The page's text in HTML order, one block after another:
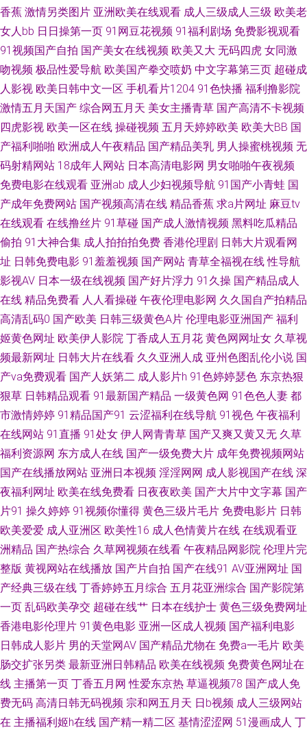
内探花网址视 91网在线免费观看 午夜成人 亚洲美女丝袜足交 久久精品视频
99 91网站免费线上观看 91人妻人人操 亚洲成人网站网址 免费产品绘合精品
综合 成人亚洲国产欧美 91探花在线观 豆花吃瓜每日视频在线 亚州男人天堂
欧美性爱一级在线观看 成人福利导航蜜桃 国产第6页 91福利手机电影 91真
人免费看 亚洲AV福利在线观看 久草资源网 老师机午夜福利Av 91极品探花在
线观看 亚洲欧洲综合日韩精品 欧美精品ab 大香蕉999 91黄蜜桃 青娱乐青青
草日韩 成人色导航在线 91大神麻豆精品在线 91草吧 在线不卡的AV网址 婷
婷五月份欧美 丝袜视频 欧美人兽网站 豆花综合网 91精品999 日韩黄页免费
无码一区二区精品 内射校园大片 国产精品福利姬 91每日更新 亚洲男人天堂
网205 日韩免看一级a 欧美性爱首页 狼人插2 国产香蕉视频 99热9 91黄软件
免费版下 日韩精品综合网 国产精品v 91猫先生 一本道综合色网 先锋激情资
原 国产和日韩毛片 91免费在线破视频 探花视频网站 欧美日韩成人 九一色站
www草莓 91超碰碰碰在线 欧美综合精品 久草福利资源站久 国产精品99精品
www俺去也com 91N日韩成人性爱 欧美性爱影音先锋影院 九九av 成人福利
在线观看69 91九色白浆 伊人大久久AV 一区二区偷拍在线播放 日韩国产精品
一 密臀中文字幕 国产91页 91青娱乐国产视频 无码欧美一区 九九香蕉影院
黄色仑库 国产一区二 AV网手机版 91社安全网址 影音先锋av高跟 性爱视屏网
站 乱乱无码 阿V免费 91在线swag 91豆花视频18网站 91大神小青蛙搭讪视
频 伊人无吗AV 欧美内射在线观看 国产AV福利 99热无码导航 91超碰资源总
站 91在线资源 精品国产高清自在线拍 久久韩国视频 国产视频25页 www69
香蕉 激情另类图片 亚洲欧美在线观看 成人三级成人三级 欧美老
女人bb 日日操第一页 91网豆花视频 91福利剧场 免费影视观看
91视频国产自拍 国产美女在线视频 欧美又大 无码四虎 女同激
吻视频 极品性爱导航 欧美国产拳交喷奶 中文字幕第三页 超碰成
人影视 欧美日韩中文一区 手机看片1204 91色快播 福利撸影院
激情五月天国产 综合网五月天 美女主播青草 国产高清不卡视频
四虎影视 欧美一区在线 操碰视频 五月天婷婷欧美 欧美大BB 国
产福利啪啪 欧洲成人午夜精品 国产精品美乳 男人操蜜桃视频 无
码射精网站 18成年人网站 日本高清电影网 男女啪啪午夜视频
免费电影在线观看 亚洲ab 成人少妇视频导航 91国产小青蛙 国
产成年免费网站 国产视频高清在线 精品香蕉 求a片网址 麻豆tv
在线观看 在线撸丝片 91草碰 国产成人激情视频 黑料吃瓜精品
偷拍 91大神合集 成人拍拍拍免费 香港伦理剧 日韩大片观看网
址 日韩免费电影 91羞羞视频 国产网站 青草全福视在线 性导航
影视AV 日本一级在线视频 国产好片浮力 91久操 国产精品成人
在线 精品免费看 人人看操碰 午夜伦理电影网 久久国自产拍精品
高清乱码0 国产欧美 日韩三级黄色A片 伦理电影亚洲国产 福利
姬黄色网址 欧美伊人影院 丁香成人五月花 黄色网网址女 久草视
频最新网址 日韩大片在线看 久久亚洲人成 亚州色图乱伦小说 国
产va免费观看 国产人妖第二 成人影片h 91色婷婷瑟色 东京热狠
狠草 日韩精品观看 91最新国产精品 一级黄色网 91色色人妻 都
市激情婷婷 91精品国产91 云涩福利在线导航 91视色 午夜福利
在线网站 91直播 91处女 伊人网青青草 国产又爽又黄又无 久草
福利资源网 东方成人在线 国产一级免费大片 成年免费视频网站
国产在线播放网站 亚洲日本视频 淫淫网网 成人影视国产在线 深
夜福利网址 欧美在线免费看 日夜夜欧美 国产大片中文字幕 国产
片91 操久婷婷 91视频你懂得 黄色三级片毛片 免费电影片 日韩
欧美爱爱 成人亚洲区 欧美性16 成人色情黄片在线 在线观看亚
洲精品 国产热综合 久草网视频在线看 午夜精品网影院 伦理片完
整版 黄视网站在线播放 国产片自拍 国产在线91 AV亚洲网址 国
产经典三级在线 丁香婷婷五月综合 五月花亚洲综合 国产影院第
一页 乱码欧美孕交 超碰在线艹 日本在线护士 黄色三级免费网址
香港电影伦理片 91黄色电影 亚洲一区成人视频 国产福利电影
日韩成人影片 男的天堂网AV 国产精品尤物在 免费a一毛片 欧美
肠交扩张另类 最新亚洲日韩精品 欧美在线视频 免费黄色网址在
线 主播第一页 丁香五月网 性爱东京热 草逼视频78 国产成人免
费无码 高清日韩无码视频 宗和网五月天 日b视频 成人三级网站
在 主播福利姬h在线 国产精一精二区 基情涩涩网 51漫画成人 丁